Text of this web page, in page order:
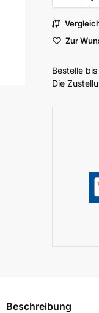
Zur
Bestelle
Die
Beschreibung